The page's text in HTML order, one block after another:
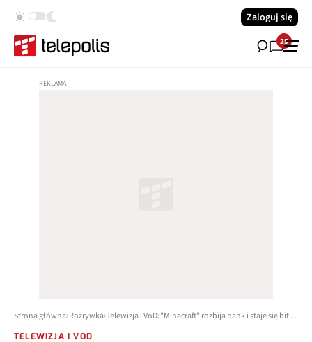
Zaloguj się
25
Strona główna Rozrywka Telewizja i VoD "Minecraft" rozbija bank i staje się hitem. Rekord już po premierze
TELEWIZJA I VOD